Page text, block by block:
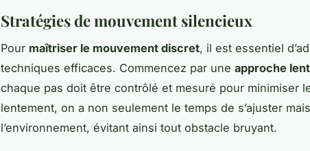
Stratégies de mouvement silencieux
Pour maîtriser le mouvement discret, il est essentiel
techniques efficaces. Commencez par une approche
chaque pas doit être contrôlé et mesuré pour minimiser
lentement, on a non seulement le temps de s’ajuster
l’environnement, évitant ainsi tout obstacle bruyant.